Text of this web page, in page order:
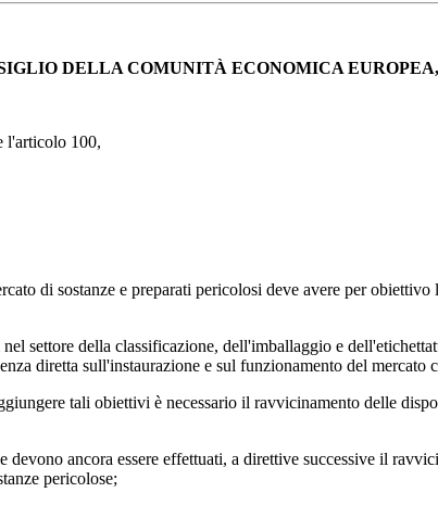
DELLA COMUNITÀ ECONOMICA EUROPEA,
l'articolo 100,
di sostanze e preparati pericolosi deve avere per
settore della classificazione, dell'imballaggio e
diretta sull'instaurazione e sul funzionamento del mercato
tali obiettivi è necessario il ravvicinamento delle
ancora essere effettuati, a direttive successive il
pericolose;